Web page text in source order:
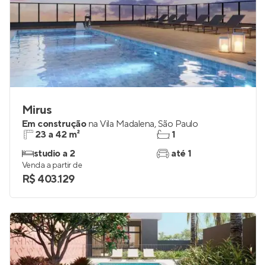
Mirus
Em construçãona Vila Madalena,São Paulo
23 a 42 m²
studio a 2
1
até 1
Venda a partir de
R$ 403.129